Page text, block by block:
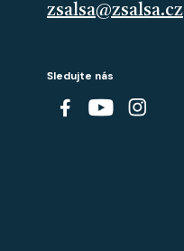
zsalsa@zsalsa.cz
Sledujte nás